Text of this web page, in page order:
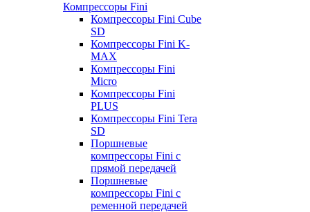
Компрессоры Fini
Компрессоры Fini Cube
SD
Компрессоры Fini K-
MAX
Компрессоры Fini
Micro
Компрессоры Fini
PLUS
Компрессоры Fini Tera
SD
Поршневые
компрессоры Fini с
прямой передачей
Поршневые
компрессоры Fini с
ременной передачей